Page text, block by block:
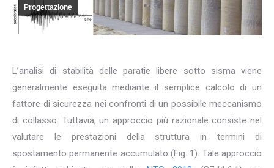
Progettazione
L’analisi di stabilità delle paratie libere sotto sisma viene
generalmente eseguita mediante il semplice calcolo di un
fattore di sicurezza nei confronti di un possibile meccanismo
di collasso. Tuttavia, un approccio più razionale consiste nel
valutare le prestazioni della struttura in termini di
spostamento permanente accumulato (Fig. 1). Tale approccio